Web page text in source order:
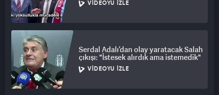
VIDEOYU İZLE
Serdal Adalı’dan olay yaratacak Salah
çıkışı: "İstesek alırdık ama istemedik"
VIDEOYU İZLE